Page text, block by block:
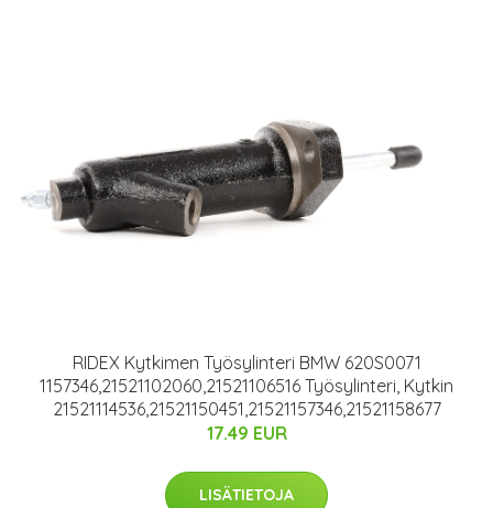
RIDEX Kytkimen Työsylinteri BMW 620S0071
1157346,21521102060,21521106516 Työsylinteri, Kytkin
21521114536,21521150451,21521157346,21521158677
17.49 EUR
LISÄTIETOJA